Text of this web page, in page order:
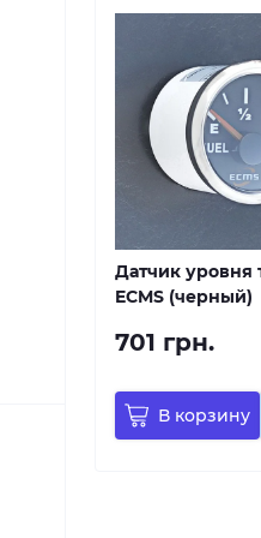
Датчик уровня
ECMS (черный)
701 грн.
В корзину